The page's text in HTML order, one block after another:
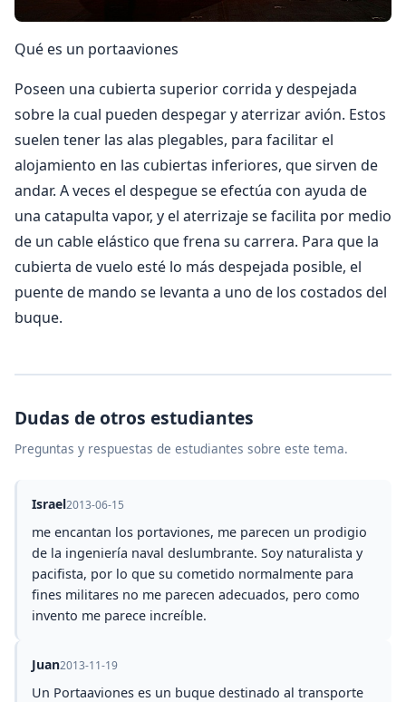
Qué es un portaaviones
Poseen una cubierta superior corrida y despejada
sobre la cual pueden despegar y aterrizar avión. Estos
suelen tener las alas plegables, para facilitar el
alojamiento en las cubiertas inferiores, que sirven de
andar. A veces el despegue se efectúa con ayuda de
una catapulta vapor, y el aterrizaje se facilita por medio
de un cable elástico que frena su carrera. Para que la
cubierta de vuelo esté lo más despejada posible, el
puente de mando se levanta a uno de los costados del
buque.
Dudas de otros estudiantes
Preguntas y respuestas de estudiantes sobre este tema.
Israel2013-06-15
me encantan los portaviones, me parecen un prodigio
de la ingeniería naval deslumbrante. Soy naturalista y
pacifista, por lo que su cometido normalmente para
fines militares no me parecen adecuados, pero como
invento me parece increíble.
Juan2013-11-19
Un Portaaviones es un buque destinado al transporte